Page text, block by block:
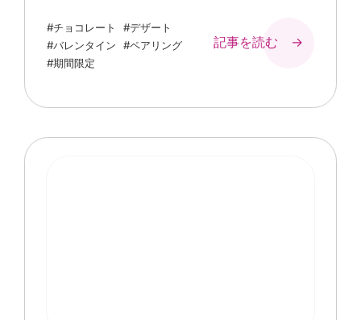
#チョコレート
#デザート
#バレンタイン
#ペアリング
#期間限定
記事を読む →